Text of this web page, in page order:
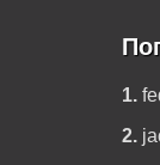
1.
2.